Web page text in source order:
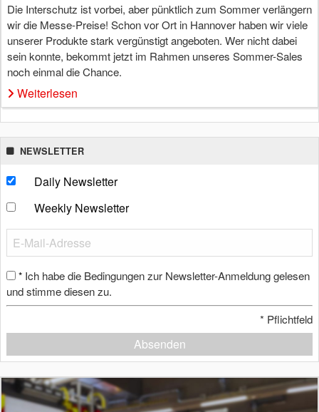
Die Interschutz ist vorbei, aber pünktlich zum Sommer verlängern
wir die Messe-Preise! Schon vor Ort in Hannover haben wir viele
unserer Produkte stark vergünstigt angeboten. Wer nicht dabei
sein konnte, bekommt jetzt im Rahmen unseres Sommer-Sales
noch einmal die Chance.
Weiterlesen
NEWSLETTER
Daily Newsletter
Weekly Newsletter
* Ich habe die Bedingungen zur Newsletter-Anmeldung gelesen
und stimme diesen zu.
* Pflichtfeld
Absenden